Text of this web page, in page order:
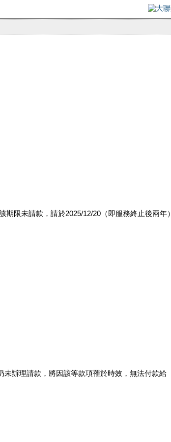
限未請款，請於2025/12/20（即服務終止後兩年）
辦理請款，將因該等款項罹於時效，無法付款給